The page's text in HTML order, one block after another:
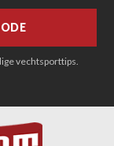
vechtsporttips.